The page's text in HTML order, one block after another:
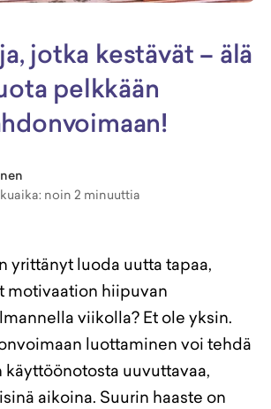
jotka kestävät – älä
pelkkään
noin 2 minuuttia
yrittänyt luoda uutta tapaa,
motivaation hiipuvan
viikolla? Et ole yksin.
luottaminen voi tehdä
uuvuttavaa,
aikoina. Suurin haaste on